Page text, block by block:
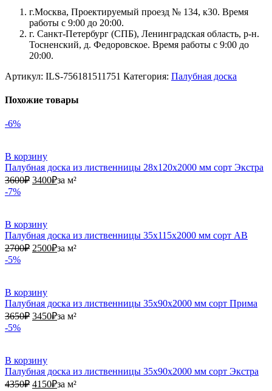
г.Москва, Проектируемый проезд № 134, к30. Время
работы с 9:00 до 20:00.
г. Санкт-Петербург (СПБ), Ленинградская область, р-н.
Тосненский, д. Федоровское. Время работы с 9:00 до
20:00.
Артикул: ILS-756181511751 Категория: Палубная доска
Похожие товары
-6%
В корзину
Палубная доска из лиственницы 28х120х2000 мм сорт Экстра
3600₽ 3600₽.
3400₽3400₽.
за м²
-7%
В корзину
Палубная доска из лиственницы 35х115х2000 мм сорт АВ
2700₽ 2700₽.
2500₽2500₽.
за м²
-5%
В корзину
Палубная доска из лиственницы 35х90х2000 мм сорт Прима
3650₽ 3650₽.
3450₽3450₽.
за м²
-5%
В корзину
Палубная доска из лиственницы 35х90х2000 мм сорт Экстра
4350₽ 4350₽.
4150₽4150₽.
за м²